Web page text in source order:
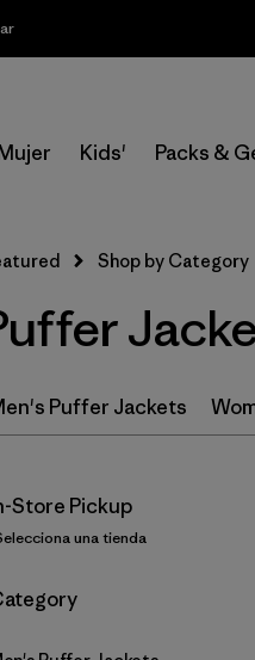
Kids' Packs &
Shop by Category
Puffer Jackets
Store Pickup
una tienda
por